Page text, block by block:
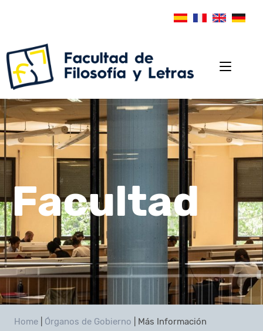
Facultad
Home Órganos de Gobierno Más Información